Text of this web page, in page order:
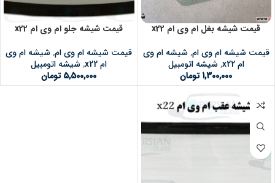
قیمت شیشه بغل ام وی ام x22
قیمت شیشه ام وی ام,شیشه ام وی
ام x22
,شیشه اتومبیل
1,300,000 تومان
قیمت شیشه جلو ام وی ام x22
قیمت شیشه ام وی ام,شیشه ام وی
ام x22
,شیشه اتومبیل
5,500,000 تومان